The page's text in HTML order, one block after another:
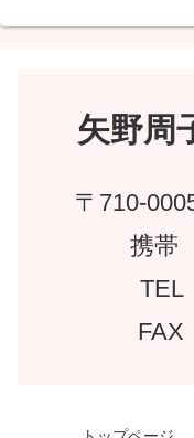
矢野周
〒710-
携帯
TEL